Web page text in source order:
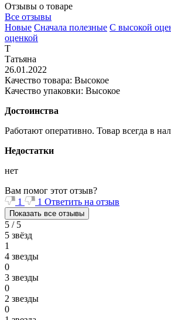
Отзывы о товаре
Все отзывы
Новые Сначала полезные С высокой
оценкой
Т
Татьяна
26.01.2022
Качество товара: Высокое
Качество упаковки: Высокое
Достоинства
Работают оперативно. Товар всегда в
Недостатки
нет
Вам помог этот отзыв?
1
1 Ответить на отзыв
Показать все отзывы
5 / 5
5 звёзд
1
4 звезды
0
3 звезды
0
2 звезды
0